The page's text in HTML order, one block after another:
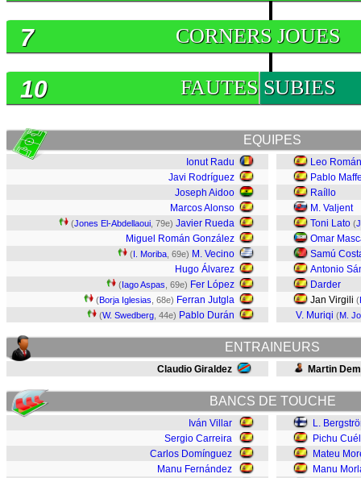
CORNERS JOUES
7
FAUTES SUBIES
10
EQUIPES
Ionut Radu
Javi Rodríguez
Joseph Aidoo
Marcos Alonso
(Jones El-Abdellaoui , 79e) Javier Rueda
Miguel Román González
(I. Moriba , 69e) M. Vecino
Hugo Álvarez
(Iago Aspas , 69e) Fer López
(Borja Iglesias , 68e) Ferran Jutgla
(W. Swedberg , 44e) Pablo Durán
Leo Román
Pablo
Raíllo
M. Valjent
Toni Lato (
Omar
Samú
Antonio
Darder
Jan Virgili (
V. Muriqi (M.
ENTRAINEURS
Claudio Giraldez Martin
BANCS DE TOUCHE
Iván Villar
Sergio Carreira
Carlos Domínguez
Manu Fernández
L.
Pichu
Mateu
Manu